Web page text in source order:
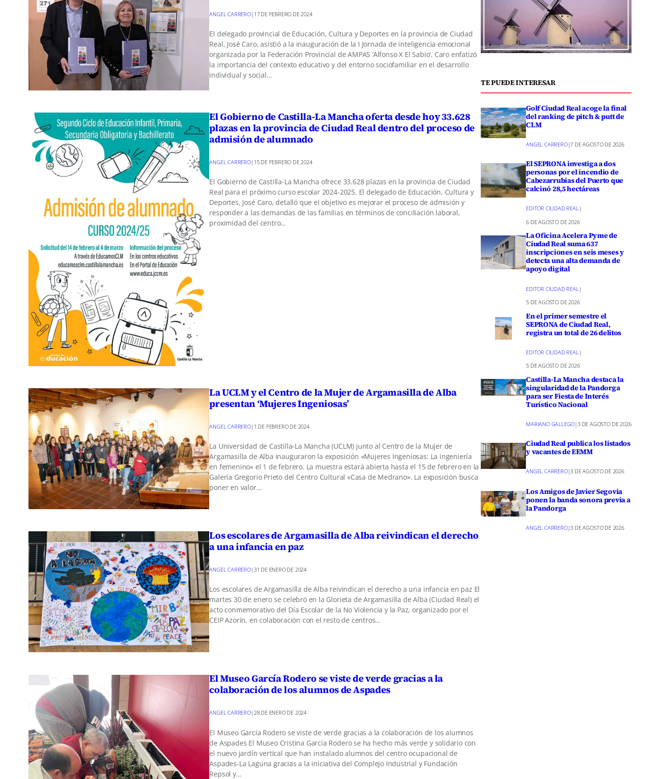
ANGEL CARRERO| 17 DE FEBRERO DE 2024
El delegado provincial de Educación, Cultura y Deportes en la provincia de Ciudad
Real, José Caro, asistió a la inauguración de la I Jornada de inteligencia emocional
organizada por la Federación Provincial de AMPAS ‘Alfonso X El Sabio’. Caro enfatizó
la importancia del contexto educativo y del entorno sociofamiliar en el desarrollo
individual y social…
El Gobierno de Castilla-La Mancha oferta desde hoy 33.628
plazas en la provincia de Ciudad Real dentro del proceso de
admisión de alumnado
ANGEL CARRERO| 15 DE FEBRERO DE 2024
El Gobierno de Castilla-La Mancha ofrece 33.628 plazas en la provincia de Ciudad
Real para el próximo curso escolar 2024-2025. El delegado de Educación, Cultura y
Deportes, José Caro, detalló que el objetivo es mejorar el proceso de admisión y
responder a las demandas de las familias en términos de conciliación laboral,
proximidad del centro…
La UCLM y el Centro de la Mujer de Argamasilla de Alba
presentan ‘Mujeres Ingeniosas’
ANGEL CARRERO| 1 DE FEBRERO DE 2024
La Universidad de Castilla-La Mancha (UCLM) junto al Centro de la Mujer de
Argamasilla de Alba inauguraron la exposición «Mujeres Ingeniosas: La ingeniería
en femenino» el 1 de febrero. La muestra estará abierta hasta el 15 de febrero en la
Galería Gregorio Prieto del Centro Cultural «Casa de Medrano». La exposición busca
poner en valor…
Los escolares de Argamasilla de Alba reivindican el derecho
a una infancia en paz
ANGEL CARRERO|31 DE ENERO DE 2024
Los escolares de Argamasilla de Alba reivindican el derecho a una infancia en paz El
martes 30 de enero se celebró en la Glorieta de Argamasilla de Alba (Ciudad Real) el
acto conmemorativo del Día Escolar de la No Violencia y la Paz, organizado por el
CEIP Azorín, en colaboración con el resto de centros…
El Museo García Rodero se viste de verde gracias a la
colaboración de los alumnos de Aspades
ANGEL CARRERO|28 DE ENERO DE 2024
El Museo García Rodero se viste de verde gracias a la colaboración de los alumnos
de Aspades El Museo Cristina García Rodero se ha hecho más verde y solidario con
el nuevo jardín vertical que han instalado alumnos del centro ocupacional de
Aspades-La Laguna gracias a la iniciativa del Complejo Industrial y Fundación
Repsol y…
TE PUEDE INTERESAR
Golf Ciudad Real acoge la final
del ranking de pitch & putt de
CLM
ANGEL CARRERO|7 DE AGOSTO DE 2026
El SEPRONA investiga a dos
personas por el incendio de
Cabezarrubias del Puerto que
calcinó 28,5 hectáreas
EDITOR CIUDAD REAL|
6 DE AGOSTO DE 2026
La Oficina Acelera Pyme de
Ciudad Real suma 637
inscripciones en seis meses y
detecta una alta demanda de
apoyo digital
EDITOR CIUDAD REAL |
5 DE AGOSTO DE 2026
En el primer semestre el
SEPRONA de Ciudad Real,
registra un total de 26 delitos
EDITOR CIUDAD REAL |
5 DE AGOSTO DE 2026
Castilla-La Mancha destaca la
singularidad de la Pandorga
para ser Fiesta de Interés
Turístico Nacional
MARIANO GALLEGO|3 DE AGOSTO DE 2026
Ciudad Real publica los listados
y vacantes de EEMM
ANGEL CARRERO|3 DE AGOSTO DE 2026
Los Amigos de Javier Segovia
ponen la banda sonora previa a
la Pandorga
ANGEL CARRERO|3 DE AGOSTO DE 2026